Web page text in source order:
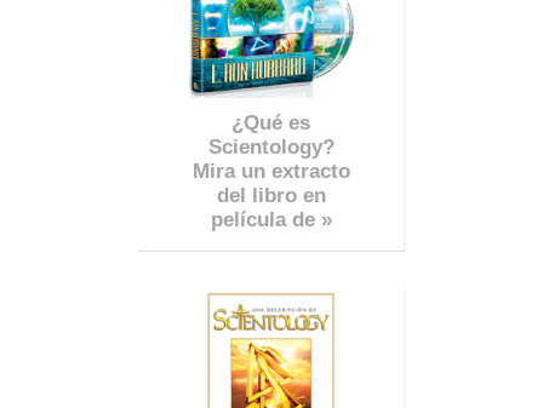
¿Qué es
Scientology?
Mira un extracto
del libro en
película de »